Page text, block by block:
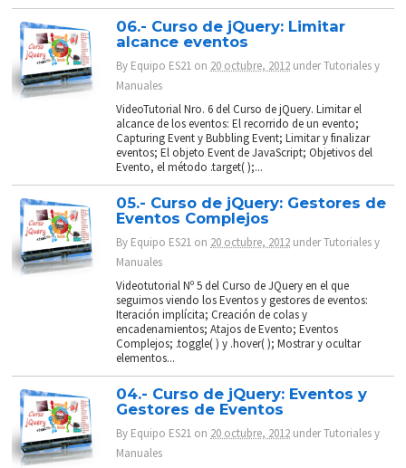
06.- Curso de jQuery: Limitar
alcance eventos
By Equipo ES21 on 20 octubre, 2012 underTutoriales y
Manuales
VideoTutorial Nro. 6 del Curso de jQuery. Limitar el
alcance de los eventos: El recorrido de un evento;
Capturing Event y Bubbling Event; Limitar y finalizar
eventos; El objeto Event de JavaScript; Objetivos del
Evento, el método .target( );...
05.- Curso de jQuery: Gestores de
Eventos Complejos
By Equipo ES21 on 20 octubre, 2012 underTutoriales y
Manuales
Videotutorial Nº 5 del Curso de JQuery en el que
seguimos viendo los Eventos y gestores de eventos:
Iteración implícita; Creación de colas y
encadenamientos; Atajos de Evento; Eventos
Complejos; .toggle( ) y .hover( ); Mostrar y ocultar
elementos...
04.- Curso de jQuery: Eventos y
Gestores de Eventos
By Equipo ES21 on 20 octubre, 2012 underTutoriales y
Manuales